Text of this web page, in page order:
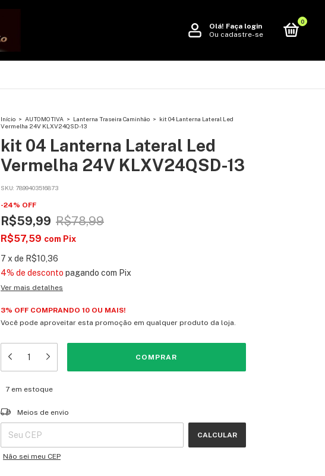
Olá! Faça login
Ou cadastre-se
0
Início > AUTOMOTIVA > Lanterna Traseira Caminhão > kit 04 Lanterna Lateral Led
Vermelha 24V KLXV24QSD-13
kit 04 Lanterna Lateral Led
Vermelha 24V KLXV24QSD-13
SKU: 7899403516873
-24% OFF
R$59,99 R$78,99
R$57,59 com Pix
7 x de R$10,36
4% de desconto pagando com Pix
Ver mais detalhes
3% OFF COMPRANDO 10 OU MAIS!
Você pode aproveitar esta promoção em qualquer produto da loja.
7em estoque
Entregas para o CEP:
Meios de envio
CALCULAR
Não sei meu CEP